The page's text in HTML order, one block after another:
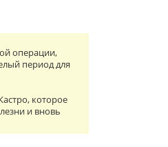
операции,
период для
которое
и вновь